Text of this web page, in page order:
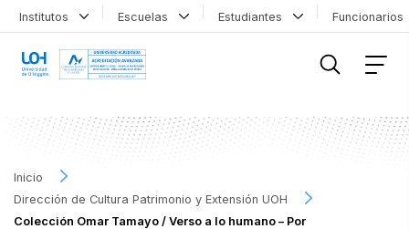
Institutos Escuelas Estudiantes
Inicio
Dirección de Cultura Patrimonio y Extensión UOH
Colección Omar Tamayo / Verso a lo humano – Por